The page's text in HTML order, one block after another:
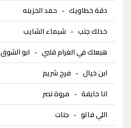
دقة خطاويك - حمد الخزينه
خدلك جنب - شيماء الشايب
هبعلك في الغرام قلبي - ابو الشوق
ابن خيال - فرح شريم
انا خايفة - مروة نصر
اللي فاتو - جنات